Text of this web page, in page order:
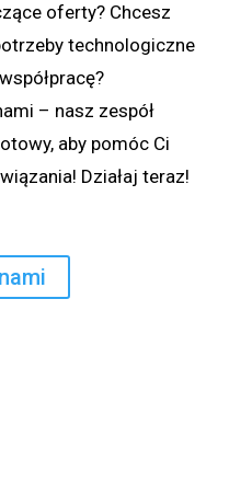
oferty? Chcesz
technologiczne
– nasz zespół
aby pomóc Ci
Działaj teraz!